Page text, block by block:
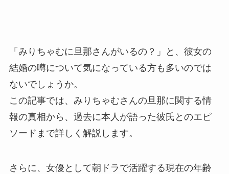
「みりちゃむに旦那さんがいるの？」と、彼女の
結婚の噂について気になっている方も多いのでは
ないでしょうか。
この記事では、みりちゃむさんの旦那に関する情
報の真相から、過去に本人が語った彼氏とのエピ
ソードまで詳しく解説します。
さらに、女優として朝ドラで活躍する現在の年齢